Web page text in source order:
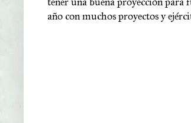
año con muchos proyectos y